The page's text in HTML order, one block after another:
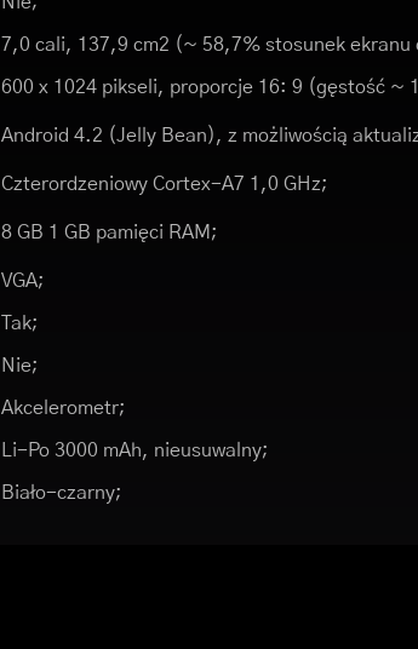
7,0 cali, 137,9 cm2 (~ 58,7% stosunek ekranu
600 x 1024 pikseli, proporcje 16: 9 (gęstość ~
Android 4.2 (Jelly Bean), z możliwością
Czterordzeniowy Cortex-A7 1,0 GHz;
8 GB 1 GB pamięci RAM;
VGA;
Tak;
Nie;
Akcelerometr;
Li-Po 3000 mAh, nieusuwalny;
Biało-czarny;